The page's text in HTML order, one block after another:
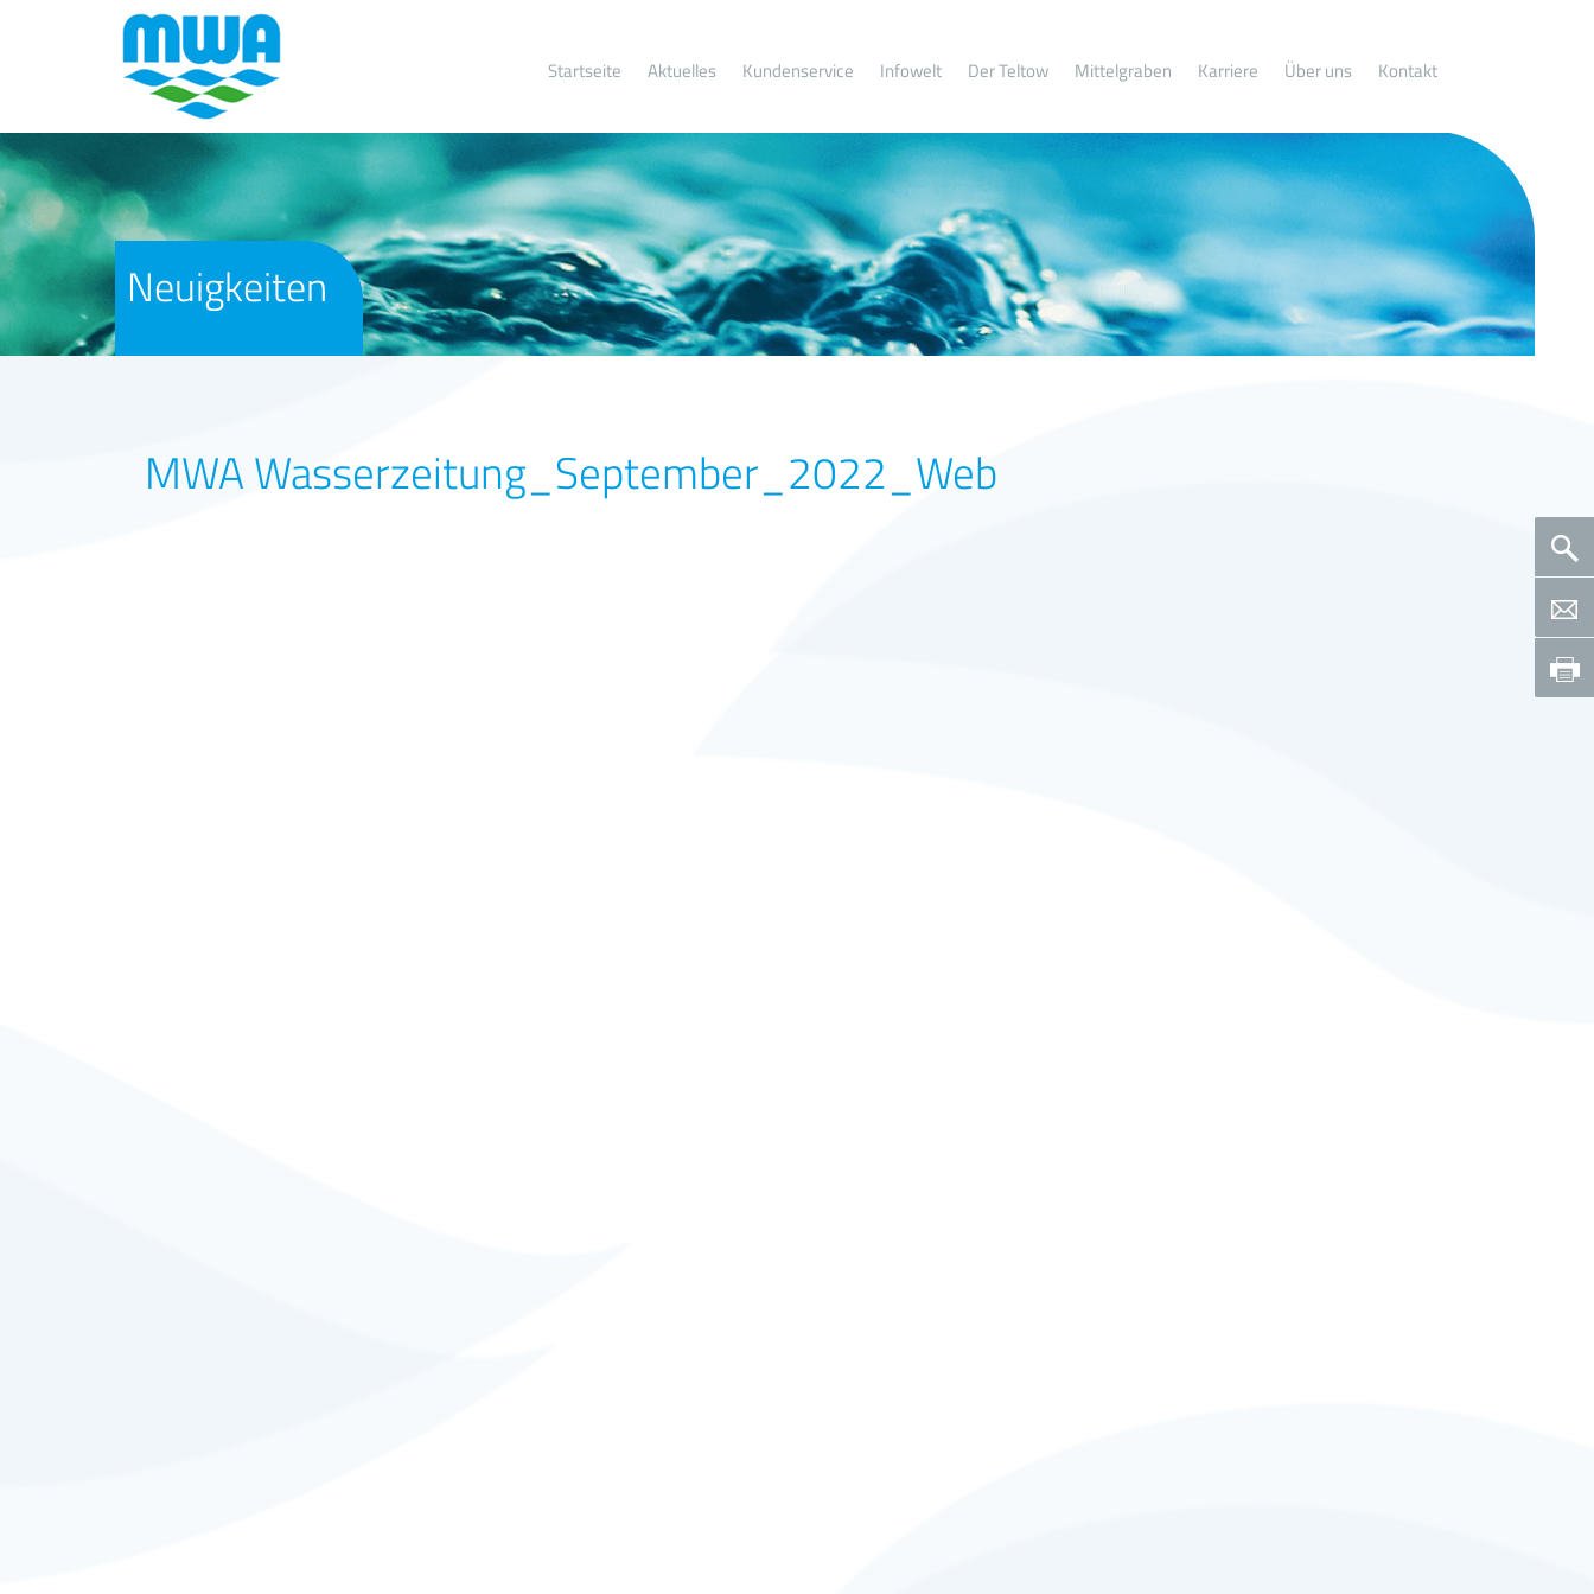
Startseite Aktuelles Kundenservice Infowelt Der Teltow Mittelgraben Karriere Über uns Kontakt
Neuigkeiten
MWA Wasserzeitung_September_2022_Web